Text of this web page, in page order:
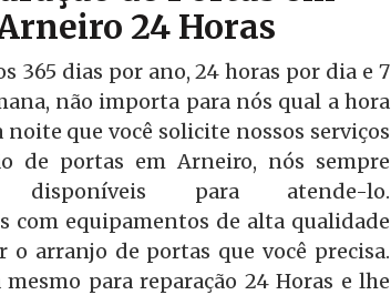
24 Horas
365 dias por ano, 24 horas por dia e 7
não importa para nós qual a hora
noite que você solicite nossos serviços
de portas em Arneiro, nós sempre
disponíveis para atende-lo.
com equipamentos de alta qualidade
o arranjo de portas que você precisa.
para reparação 24 Horas e lhe